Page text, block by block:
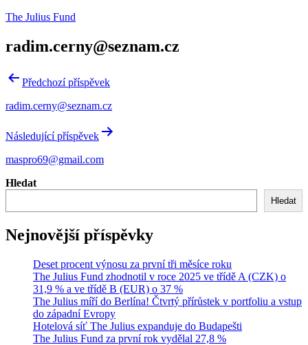
Přejít
obsahu
The Julius Fund
radim.cerny@seznam.cz
Navigace
příspěvek
Předchozí příspěvek
radim.cerny@seznam.cz
Následující příspěvek
maspro69@gmail.com
Hledat
Hledat
Nejnovější příspěvky
Deset procent výnosu za první tři měsíce roku
The Julius Fund zhodnotil v roce 2025 ve třídě A (CZK) o
31,9 % a ve třídě B (EUR) o 37 %
The Julius míří do Berlína! Čtvrtý přírůstek v portfoliu a vstup
do západní Evropy
Hotelová síť The Julius expanduje do Budapešti
The Julius Fund za první rok vydělal 27,8 %